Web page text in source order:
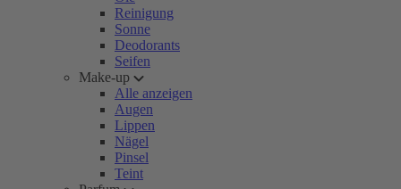
Reinigung
Sonne
Deodorants
Seifen
Make-up
Alle anzeigen
Augen
Lippen
Nägel
Pinsel
Teint